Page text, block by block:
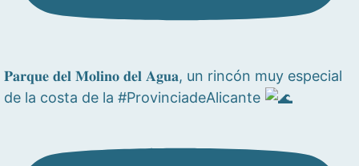
𝐏𝐚𝐫𝐪𝐮𝐞 𝐝𝐞𝐥 𝐌𝐨𝐥𝐢𝐧𝐨 𝐝𝐞𝐥 𝐀𝐠𝐮𝐚, un rincón muy especial
de la costa de la #ProvinciadeAlicante